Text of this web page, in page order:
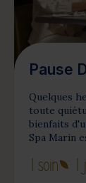
Pause
Quelques
toute
bienfaits
Spa Marin
1 soin